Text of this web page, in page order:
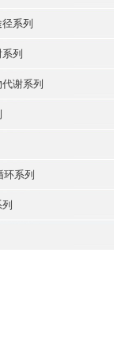
系列
列
谢系列
环系列